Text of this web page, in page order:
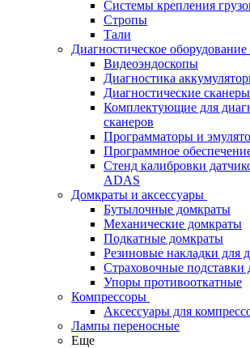
Системы крепления
Стропы
Тали
Диагностическое оборудование
Видеоэндоскопы
Диагностика
Диагностические сканеры
Комплектующие для
сканеров
Программаторы и
Программное
Стенд калибровки
ADAS
Домкраты и аксессуары
Бутылочные домкраты
Механические домкраты
Подкатные домкраты
Резиновые накладки для
Страховочные
Упоры противооткатные
Компрессоры
Аксессуары для
Лампы переносные
Еще